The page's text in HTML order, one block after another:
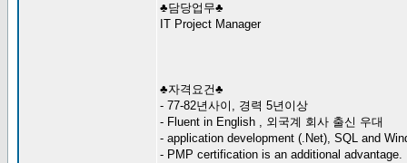
♣담당업무♣
IT Project Manager
♣자격요건♣
- 77-82년사이, 경력 5년이상
- Fluent in English , 외국계 회사 출신 우대
- application development (.Net), SQL and
- PMP certification is an additional advantage.